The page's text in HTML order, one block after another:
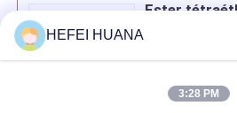
Ester
HEFEI HUANA
3:28 PM